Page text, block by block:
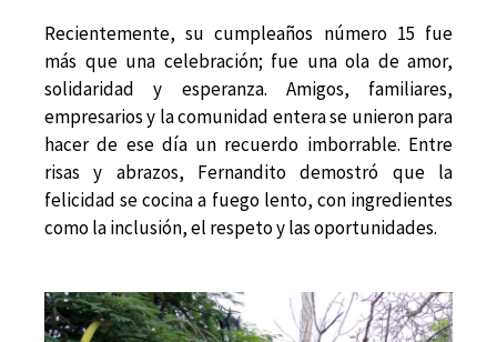
Recientemente, su cumpleaños número 15 fue
más que una celebración; fue una ola de amor,
solidaridad y esperanza. Amigos, familiares,
empresarios y la comunidad entera se unieron para
hacer de ese día un recuerdo imborrable. Entre
risas y abrazos, Fernandito demostró que la
felicidad se cocina a fuego lento, con ingredientes
como la inclusión, el respeto y las oportunidades.